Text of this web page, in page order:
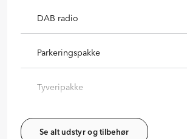
DAB radio
Parkeringspakke
Tyveripakke
Se alt udstyr og tilbehør